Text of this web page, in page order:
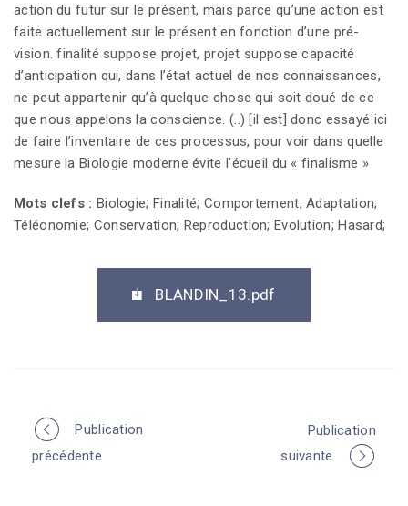
action du futur sur le présent, mais parce qu’une action est
faite actuellement sur le présent en fonction d’une pré-
vision. finalité suppose projet, projet suppose capacité
d’anticipation qui, dans l’état actuel de nos connaissances,
ne peut appartenir qu’à quelque chose qui soit doué de ce
que nous appelons la conscience. (..) [il est] donc essayé ici
de faire l’inventaire de ces processus, pour voir dans quelle
mesure la Biologie moderne évite l’écueil du « finalisme »
Mots clefs : Biologie; Finalité; Comportement; Adaptation;
Téléonomie; Conservation; Reproduction; Evolution; Hasard;
BLANDIN_13.pdf
P
Publication
précédente
Publication
suivante